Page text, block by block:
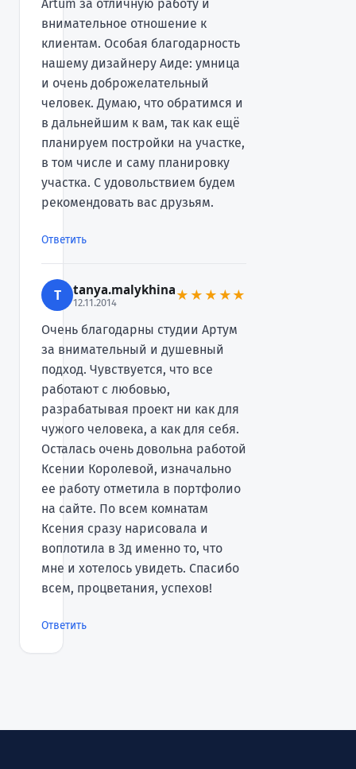
Аrtum за отличную работу и
внимательное отношение к
клиентам. Особая благодарность
нашему дизайнеру Аиде: умница
и очень доброжелательный
человек. Думаю, что обратимся и
в дальнейшим к вам, так как ещё
планируем постройки на участке,
в том числе и саму планировку
участка. С удовольствием будем
рекомендовать вас друзьям.
Ответить
T tanya.malykhina
12.11.2014 ★★★★★
Очень благодарны студии Артум
за внимательный и душевный
подход. Чувствуется, что все
работают с любовью,
разрабатывая проект ни как для
чужого человека, а как для себя.
Осталась очень довольна работой
Ксении Королевой, изначально
ее работу отметила в портфолио
на сайте. По всем комнатам
Ксения сразу нарисовала и
воплотила в 3д именно то, что
мне и хотелось увидеть. Спасибо
всем, процветания, успехов!
Ответить